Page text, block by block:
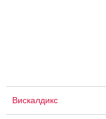
Вискалдикс